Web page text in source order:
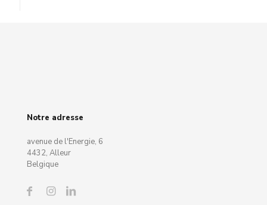
Notre adresse
avenue de l'Energie, 6
4432, Alleur
Belgique